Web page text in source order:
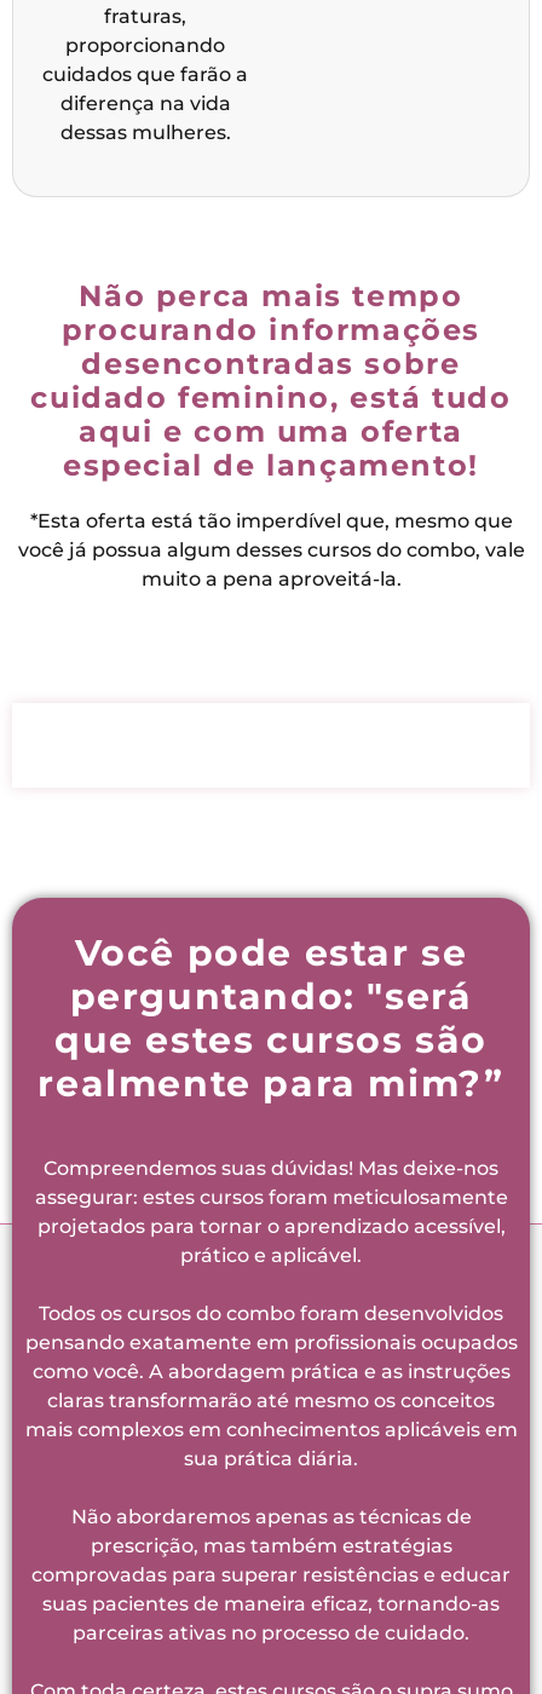
fraturas,
proporcionando
cuidados que farão a
diferença na vida
dessas mulheres.
Não perca mais tempo
procurando informações
desencontradas sobre
cuidado feminino, está tudo
aqui e com uma oferta
especial de lançamento!
*Esta oferta está tão imperdível que, mesmo que
você já possua algum desses cursos do combo, vale
muito a pena aproveitá-la.
Você pode estar se
perguntando: "será
que estes cursos são
realmente para mim?”
Compreendemos suas dúvidas! Mas deixe-nos
assegurar: estes cursos foram meticulosamente
projetados para tornar o aprendizado acessível,
prático e aplicável.
Todos os cursos do combo foram desenvolvidos
pensando exatamente em profissionais ocupados
como você. A abordagem prática e as instruções
claras transformarão até mesmo os conceitos
mais complexos em conhecimentos aplicáveis em
sua prática diária.
Não abordaremos apenas as técnicas de
prescrição, mas também estratégias
comprovadas para superar resistências e educar
suas pacientes de maneira eficaz, tornando-as
parceiras ativas no processo de cuidado.